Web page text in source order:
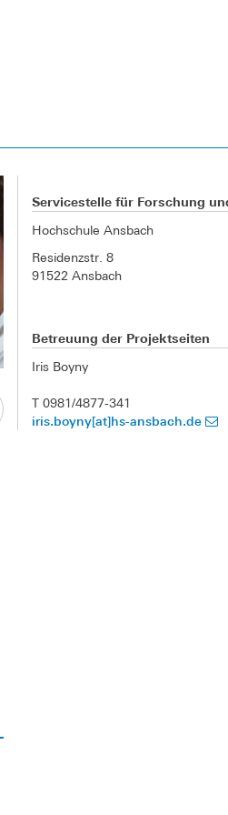
Servicestelle für Forschung
Hochschule Ansbach
Residenzstr. 8
91522 Ansbach
Betreuung der Projektseiten
Iris Boyny
T 0981/4877-341
iris.boyny[at]hs-ansbach.de